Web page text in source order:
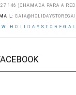
146 (CHAMADA PARA A
: